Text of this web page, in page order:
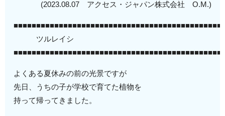
(2023.08.07 アクセス・ジャパン株式会社 O.M.)
■■■■■■■■■■■■■■■■■■■■■■■■■■■■■■■■■■■■■■■■■■■■■■
ツルレイシ
■■■■■■■■■■■■■■■■■■■■■■■■■■■■■■■■■■■■■■■■■■■■■■
よくある夏休みの前の光景ですが
先日、うちの子が学校で育てた植物を
持って帰ってきました。